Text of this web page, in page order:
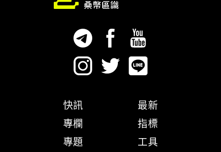
快訊
專欄
專題
最新
指標
工具